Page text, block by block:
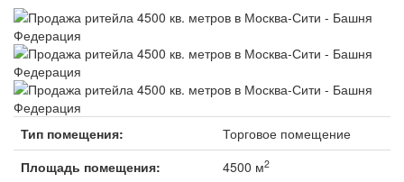
Тип помещения:
Торговое помещение
Площадь помещения:
4500 м2